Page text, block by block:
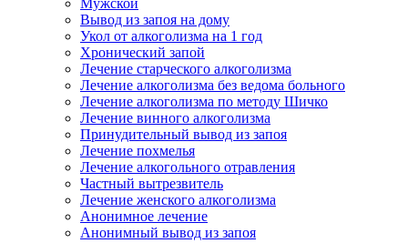
Мужской
Вывод из запоя на дому
Укол от алкоголизма на 1 год
Хронический запой
Лечение старческого алкоголизма
Лечение алкоголизма без ведома больного
Лечение алкоголизма по методу Шичко
Лечение винного алкоголизма
Принудительный вывод из запоя
Лечение похмелья
Лечение алкогольного отравления
Частный вытрезвитель
Лечение женского алкоголизма
Анонимное лечение
Анонимный вывод из запоя